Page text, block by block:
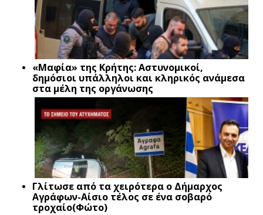
«Μαφία» της Κρήτης: Αστυνομικοί,
δημόσιοι υπάλληλοι και κληρικός ανάμεσα
στα μέλη της οργάνωσης
Γλίτωσε από τα χειρότερα ο Δήμαρχος
Αγράφων-Αίσιο τέλος σε ένα σοβαρό
τροχαίο(Φώτο)